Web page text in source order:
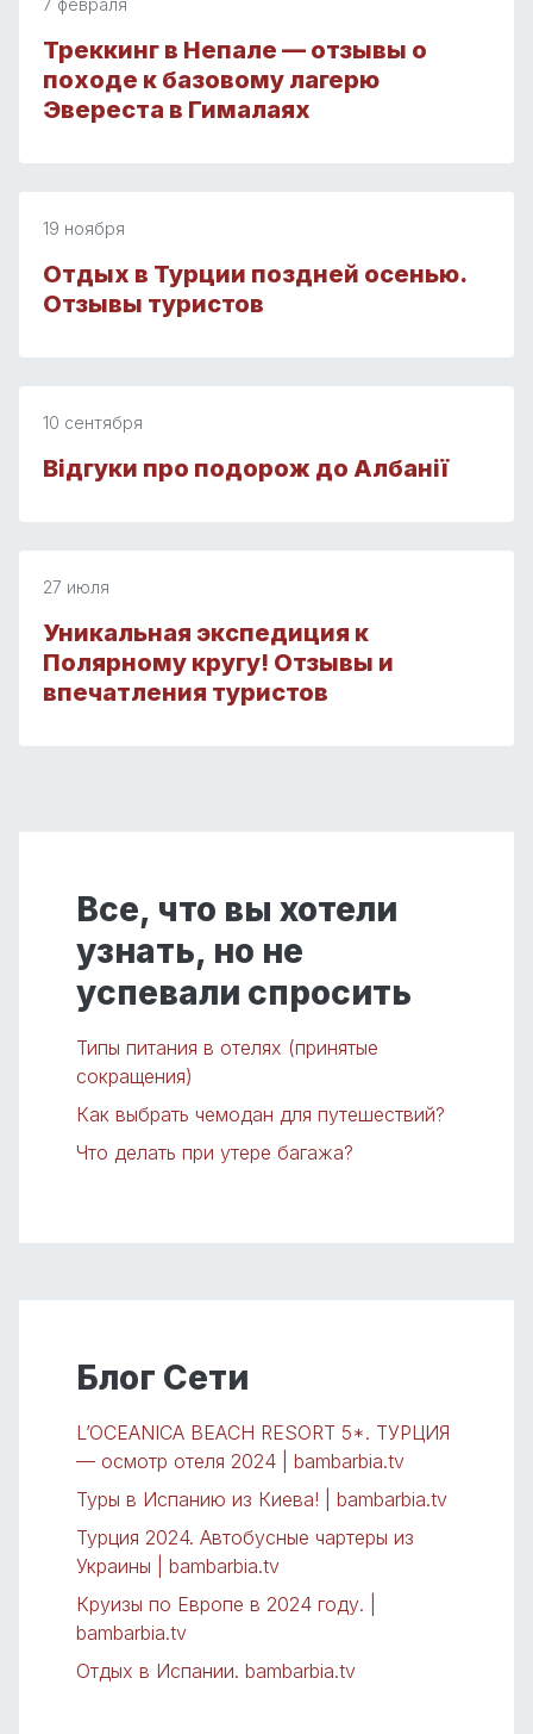
7 февраля
Треккинг в Непале — отзывы о
походе к базовому лагерю
Эвереста в Гималаях
19 ноября
Отдых в Турции поздней осенью.
Отзывы туристов
10 сентября
Відгуки про подорож до Албанії
27 июля
Уникальная экспедиция к
Полярному кругу! Отзывы и
впечатления туристов
Все, что вы хотели
узнать, но не
успевали спросить
Типы питания в отелях (принятые
сокращения)
Как выбрать чемодан для путешествий?
Что делать при утере багажа?
Блог Сети
L’OCEANICA BEACH RESORT 5*. ТУРЦИЯ
— осмотр отеля 2024 | bambarbia.tv
Туры в Испанию из Киева! | bambarbia.tv
Турция 2024. Автобусные чартеры из
Украины | bambarbia.tv
Круизы по Европе в 2024 году. |
bambarbia.tv
Отдых в Испании. bambarbia.tv